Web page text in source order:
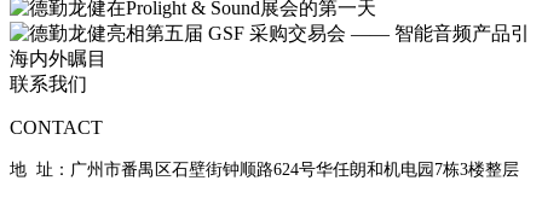
联系我们
CONTACT
地 址：广州市番禺区石壁街钟顺路624号华任朗和机电园7栋3楼整层